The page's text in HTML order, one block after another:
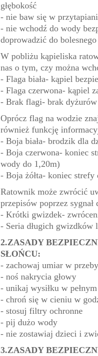
głębokość
- nie baw się w
- nie wchodź do wody
doprowadzić do
W pobliżu kąpieliska
nas o tym, czy można
- Flaga biała- kąpiel
- Flaga czerwona- kąpiel
- Brak flagi- brak
Oprócz flag na wodzie
również funkcję
- Boja biała- brodzik dla
- Boja czerwona- koniec
wody do 1,20m)
- Boja żółta- koniec strefy
Ratownik może zwrócić
przepisów poprzez
- Krótki gwizdek-
- Seria długich gwizdków
2.ZASADY
SŁOŃCU:
- zachowaj umiar w
- noś nakrycia głowy
- unikaj wysiłku w pełnym
- chroń się w cieniu w
- stosuj filtry ochronne
- pij dużo wody
- nie zostawiaj dzieci i
3.ZASADY